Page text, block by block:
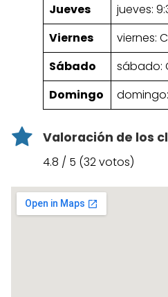
Jueves
jueves:
Viernes
viernes:
Sábado
sábado:
Domingo
Valoración de los
4.8 / 5 (32 votos)